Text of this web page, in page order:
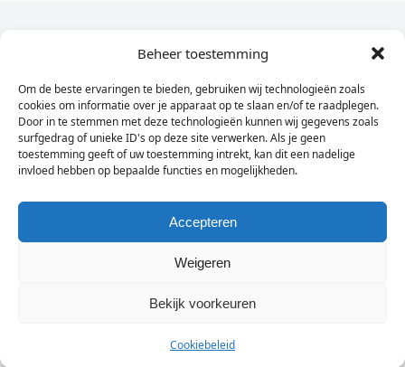
Beheer toestemming
Om de beste ervaringen te bieden, gebruiken wij technologieën zoals
cookies om informatie over je apparaat op te slaan en/of te raadplegen.
Door in te stemmen met deze technologieën kunnen wij gegevens zoals
surfgedrag of unieke ID's op deze site verwerken. Als je geen
toestemming geeft of uw toestemming intrekt, kan dit een nadelige
invloed hebben op bepaalde functies en mogelijkheden.
Accepteren
Weigeren
Bekijk voorkeuren
Cookiebeleid
Dagelijks het laatste nieuws in je e-mail?
Vul
hier
je
e-
mailadres
in
Sign Up